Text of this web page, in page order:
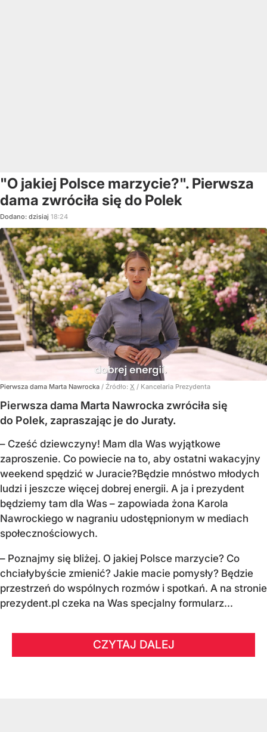
"O jakiej Polsce marzycie?". Pierwsza
dama zwróciła się do Polek
Dodano: dzisiaj 18:24
Pierwsza dama Marta Nawrocka / Źródło: X / Kancelaria Prezydenta
Pierwsza dama Marta Nawrocka zwróciła się
do Polek, zapraszając je do Juraty.
– Cześć dziewczyny! Mam dla Was wyjątkowe
zaproszenie. Co powiecie na to, aby ostatni wakacyjny
weekend spędzić w Juracie?Będzie mnóstwo młodych
ludzi i jeszcze więcej dobrej energii. A ja i prezydent
będziemy tam dla Was – zapowiada żona Karola
Nawrockiego w nagraniu udostępnionym w mediach
społecznościowych.
– Poznajmy się bliżej. O jakiej Polsce marzycie? Co
chciałybyście zmienić? Jakie macie pomysły? Będzie
przestrzeń do wspólnych rozmów i spotkań. A na stronie
prezydent.pl czeka na Was specjalny formularz...
CZYTAJ DALEJ